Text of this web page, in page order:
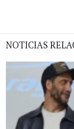
NOTICIAS